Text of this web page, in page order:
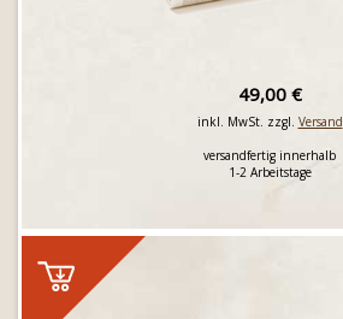
49,00 €
inkl. MwSt. zzgl. Versand
versandfertig innerhalb
1-2 Arbeitstage